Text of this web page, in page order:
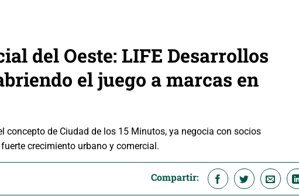
del Oeste: LIFE Desarrollos
el juego a marcas en
concepto de Ciudad de los 15 Minutos, ya negocia con socios
crecimiento urbano y comercial.
Compartir: